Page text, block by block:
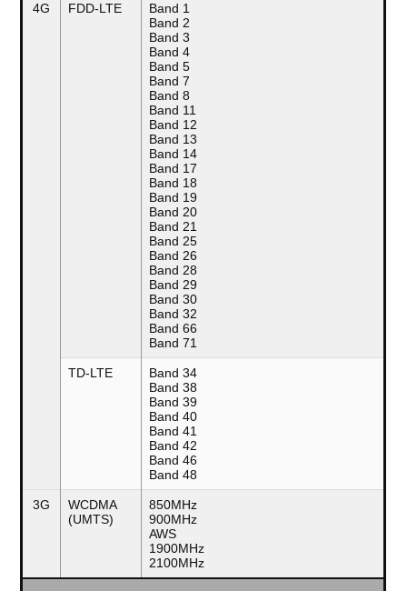
4G FDD-LTE
Band 1
Band 2
Band 3
Band 4
Band 5
Band 7
Band 8
Band 11
Band 12
Band 13
Band 14
Band 17
Band 18
Band 19
Band 20
Band 21
Band 25
Band 26
Band 28
Band 29
Band 30
Band 32
Band 66
Band 71
TD-LTE
Band 34
Band 38
Band 39
Band 40
Band 41
Band 42
Band 46
Band 48
3G
WCDMA
(UMTS)
850MHz
900MHz
AWS
1900MHz
2100MHz